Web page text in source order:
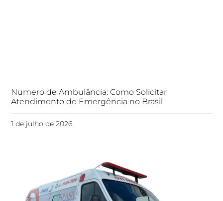
Numero de Ambulância: Como Solicitar
Atendimento de Emergência no Brasil
1 de julho de 2026